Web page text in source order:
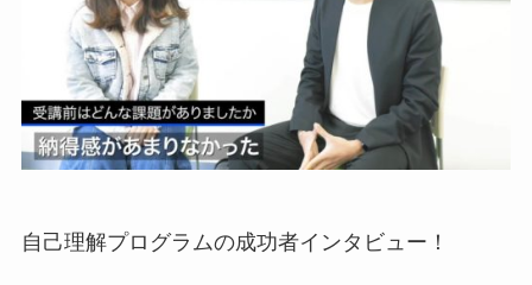
自己理解プログラムの成功者インタビュー！